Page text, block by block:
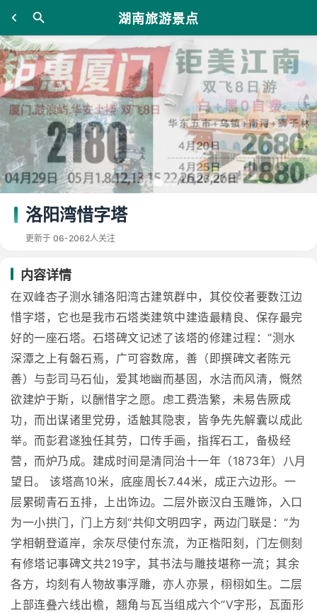
湖南旅游景点
洛阳湾惜字塔
更新于 06-2062人关注
内容详情
在双峰杏子测水铺洛阳湾古建筑群中，其佼佼者要数江边
惜字塔，它也是我市石塔类建筑中建造最精良、保存最完
好的一座石塔。石塔碑文记述了该塔的修建过程：“测水
深潭之上有磐石焉，广可容数席，善（即撰碑文者陈元
善）与彭司马石仙，爱其地幽而基固，水洁而风清，慨然
欲建炉于斯，以酬惜字之愿。虑工费浩繁，未易告厥成
功，而出谋诸里党毋，适触其隐衷，皆争先先解囊以成此
举。而彭君遂独任其劳，口传手画，指挥石工，备极经
营，而炉乃成。建成时间是清同治十一年（1873年）八月
望日。 该塔高10米，底座周长7.44米，成正六边形。一
层累砌青石五排，上出饰边。二层外嵌汉白玉雕饰，入口
为一小拱门，门上方刻“共仰文明四字，两边门联是：“为
学相朝登道岸，余灰尽使付东流，为正楷阳刻，门左侧刻
有修塔记事碑文共219字，其书法与雕技堪称一流；其余
各方，均刻有人物故事浮雕，亦人亦景，栩栩如生。二层
上部连叠六线出檐，翘角与瓦当组成六个“V字形，瓦面形